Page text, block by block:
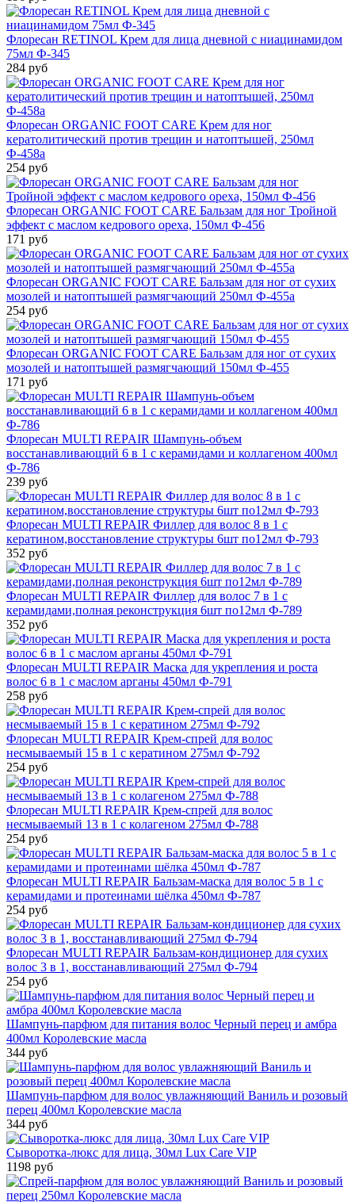
Флоресан RETINOL Крем для лица дневной с ниацинамидом
75мл Ф-345
284 руб
Флоресан ORGANIC FOOT CARE Крем для ног
кератолитический против трещин и натоптышей, 250мл
Ф-458а
254 руб
Флоресан ORGANIC FOOT CARE Бальзам для ног Тройной
эффект с маслом кедрового ореха, 150мл Ф-456
171 руб
Флоресан ORGANIC FOOT CARE Бальзам для ног от сухих
мозолей и натоптышей размягчающий 250мл Ф-455а
254 руб
Флоресан ORGANIC FOOT CARE Бальзам для ног от сухих
мозолей и натоптышей размягчающий 150мл Ф-455
171 руб
Флоресан MULTI REPAIR Шампунь-объем
восстанавливающий 6 в 1 с керамидами и коллагеном 400мл
Ф-786
239 руб
Флоресан MULTI REPAIR Филлер для волос 8 в 1 с
кератином,восстановление структуры 6шт по12мл Ф-793
352 руб
Флоресан MULTI REPAIR Филлер для волос 7 в 1 с
керамидами,полная реконструкция 6шт по12мл Ф-789
352 руб
Флоресан MULTI REPAIR Маска для укрепления и роста
волос 6 в 1 с маслом арганы 450мл Ф-791
258 руб
Флоресан MULTI REPAIR Крем-спрей для волос
несмываемый 15 в 1 с кератином 275мл Ф-792
254 руб
Флоресан MULTI REPAIR Крем-спрей для волос
несмываемый 13 в 1 с колагеном 275мл Ф-788
254 руб
Флоресан MULTI REPAIR Бальзам-маска для волос 5 в 1 с
керамидами и протеинами шёлка 450мл Ф-787
254 руб
Флоресан MULTI REPAIR Бальзам-кондиционер для сухих
волос 3 в 1, восстанавливающий 275мл Ф-794
254 руб
Шампунь-парфюм для питания волос Черный перец и амбра
400мл Королевские масла
344 руб
Шампунь-парфюм для волос увлажняющий Ваниль и розовый
перец 400мл Королевские масла
344 руб
Сыворотка-люкс для лица, 30мл Lux Care VIP
1198 руб